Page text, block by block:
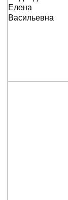
Елена
Васильевна